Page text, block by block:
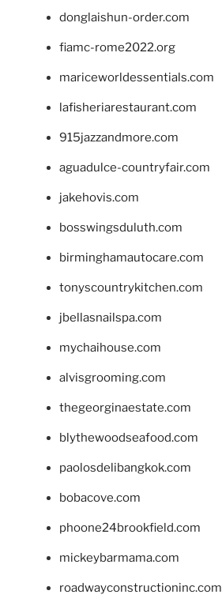
donglaishun-order.com
fiamc-rome2022.org
mariceworldessentials.com
lafisheriarestaurant.com
915jazzandmore.com
aguadulce-countryfair.com
jakehovis.com
bosswingsduluth.com
birminghamautocare.com
tonyscountrykitchen.com
jbellasnailspa.com
mychaihouse.com
alvisgrooming.com
thegeorginaestate.com
blythewoodseafood.com
paolosdelibangkok.com
bobacove.com
phoone24brookfield.com
mickeybarmama.com
roadwayconstructioninc.com